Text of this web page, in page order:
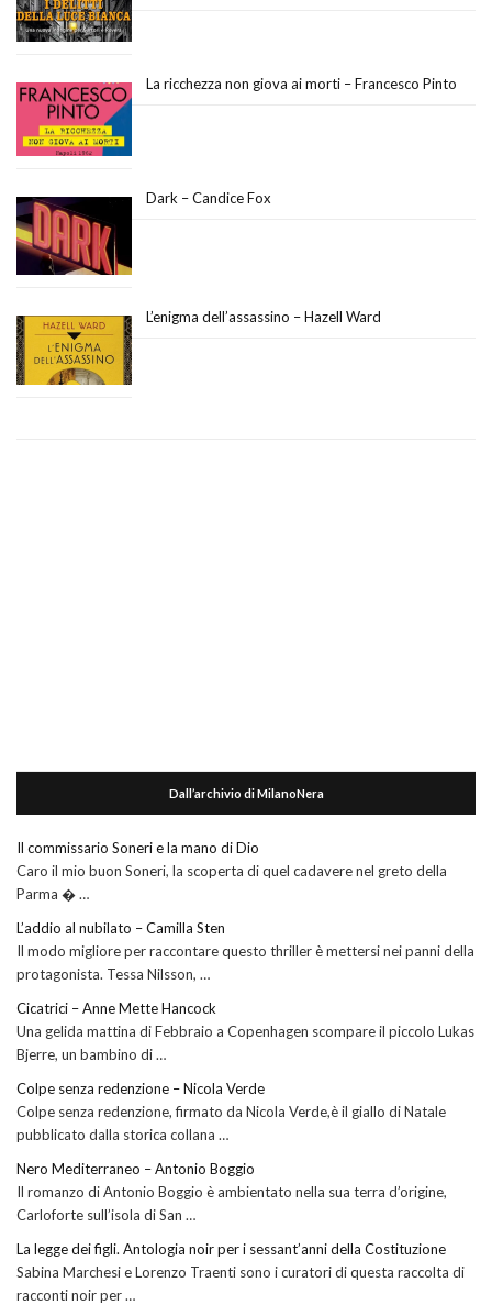
La ricchezza non giova ai morti – Francesco Pinto
Dark – Candice Fox
L’enigma dell’assassino – Hazell Ward
Dall’archivio di MilanoNera
Il commissario Soneri e la mano di Dio
Caro il mio buon Soneri, la scoperta di quel cadavere nel greto della
Parma � …
L’addio al nubilato – Camilla Sten
Il modo migliore per raccontare questo thriller è mettersi nei panni della
protagonista. Tessa Nilsson, …
Cicatrici – Anne Mette Hancock
Una gelida mattina di Febbraio a Copenhagen scompare il piccolo Lukas
Bjerre, un bambino di …
Colpe senza redenzione – Nicola Verde
Colpe senza redenzione, firmato da Nicola Verde,è il giallo di Natale
pubblicato dalla storica collana …
Nero Mediterraneo – Antonio Boggio
Il romanzo di Antonio Boggio è ambientato nella sua terra d’origine,
Carloforte sull’isola di San …
La legge dei figli. Antologia noir per i sessant’anni della Costituzione
Sabina Marchesi e Lorenzo Traenti sono i curatori di questa raccolta di
racconti noir per …